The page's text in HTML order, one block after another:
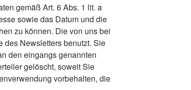
gemäß Art. 6 Abs. 1 lit. a
sowie das Datum und die
zu können. Die von uns bei
des Newsletters benutzt. Sie
den eingangs genannten
gelöscht, soweit Sie
vorbehalten, die